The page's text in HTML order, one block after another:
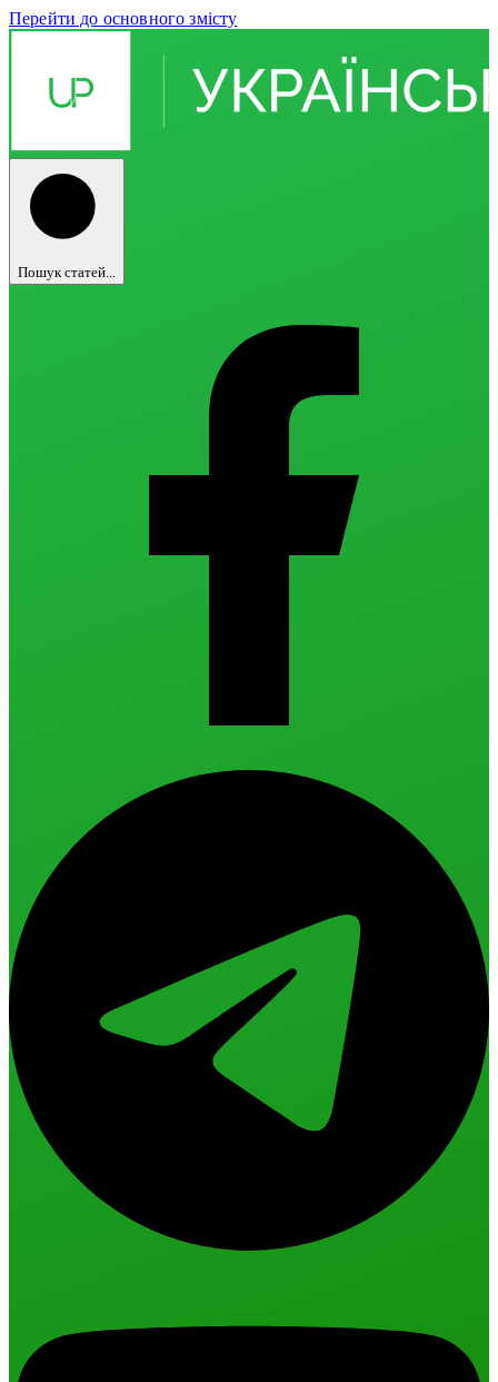
Перейти до основного змісту
Пошук статей...